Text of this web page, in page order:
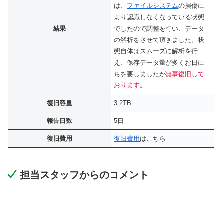
結果
は、 ファイルシステムの損傷に
より認識しなくなっている状態
でしたので調整を行い、データ
の解析をさせて頂きました。状
態自体はスムーズに解析を行
え、保存データ量が多くお日に
ちを要しましたが無事復旧して
おります 。
復旧容量 3.2TB
報告日数 5日
復旧費用 復旧費用 はこちら
担当スタッフからのコメント